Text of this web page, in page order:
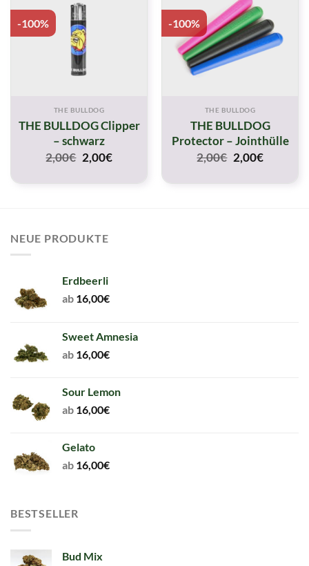
-100%
THE BULLDOG
THE BULLDOG Clipper
– schwarz
2,00€ Original
price
2,00€Current
-100%
THE BULLDOG
THE BULLDOG
Protector – Jointhülle
2,00€ Original
price
2,00€Current
NEUE PRODUKTE
Erdbeerli
ab 16,00€
Sweet Amnesia
ab 16,00€
Sour Lemon
ab 16,00€
Gelato
ab 16,00€
BESTSELLER
Bud Mix